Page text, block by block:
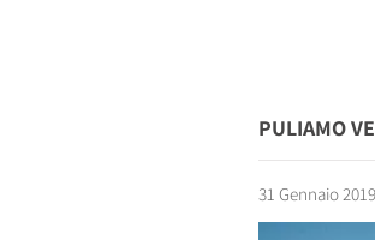
PULIAMO
31 Gennaio 2019